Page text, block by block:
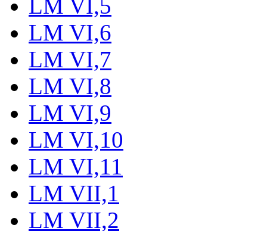
LM VI,5
LM VI,6
LM VI,7
LM VI,8
LM VI,9
LM VI,10
LM VI,11
LM VII,1
LM VII,2